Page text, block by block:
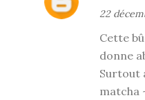
22
Cette
donne
Surtout
matcha